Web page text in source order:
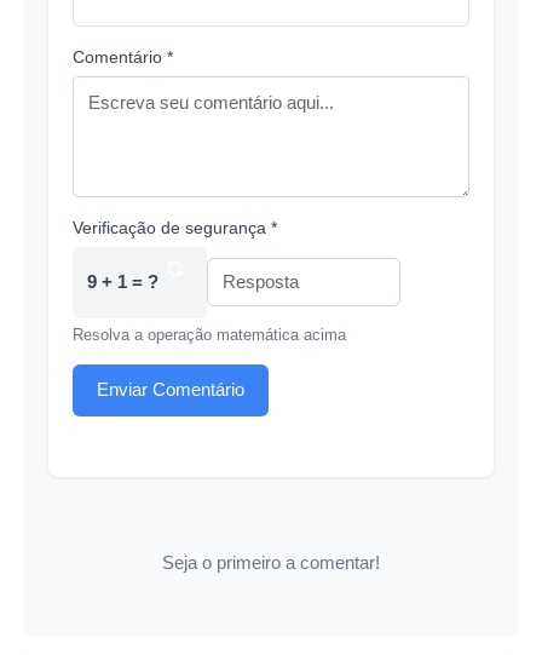
Comentário *
Verificação de segurança *
9 + 1 = ?
Resolva a operação matemática acima
Enviar Comentário
Seja o primeiro a comentar!